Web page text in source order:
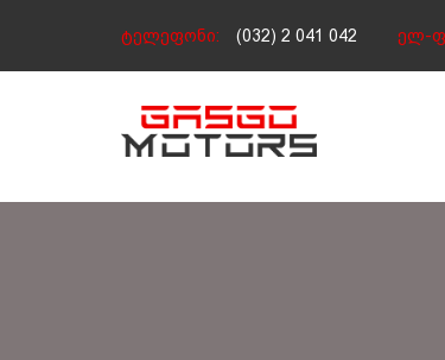
ტელეფონი: (032) 2 041 042 ელ-